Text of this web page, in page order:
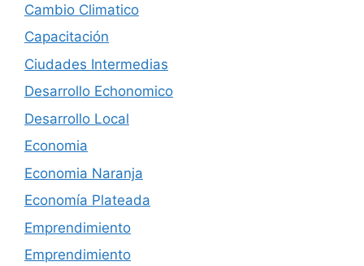
Cambio Climatico
Capacitación
Ciudades Intermedias
Desarrollo Echonomico
Desarrollo Local
Economia
Economia Naranja
Economía Plateada
Emprendimiento
Emprendimiento